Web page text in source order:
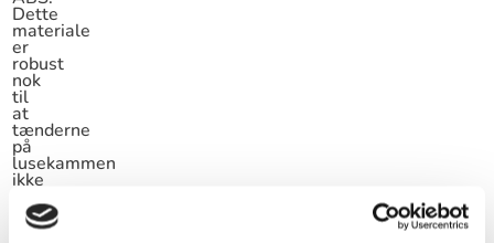
Dette
materiale
er
robust
nok
til
at
tænderne
på
lusekammen
ikke
brug,